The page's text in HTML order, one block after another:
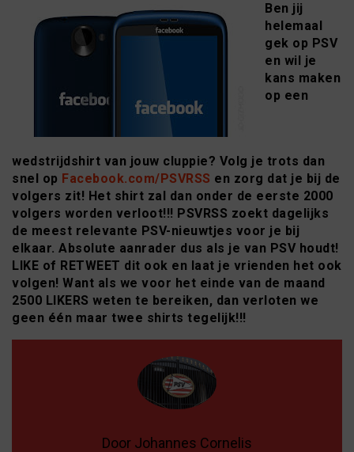
Ben jij
helemaal
gek op PSV
en wil je
kans maken
op een
wedstrijdshirt van jouw cluppie? Volg je trots dan
snel op Facebook.com/PSVRSS en zorg dat je bij de
volgers zit! Het shirt zal dan onder de eerste 2000
volgers worden verloot!!! PSVRSS zoekt dagelijks
de meest relevante PSV-nieuwtjes voor je bij
elkaar. Absolute aanrader dus als je van PSV houdt!
LIKE of RETWEET dit ook en laat je vrienden het ook
volgen! Want als we voor het einde van de maand
2500 LIKERS weten te bereiken, dan verloten we
geen één maar twee shirts tegelijk!!!
Door Johannes Cornelis